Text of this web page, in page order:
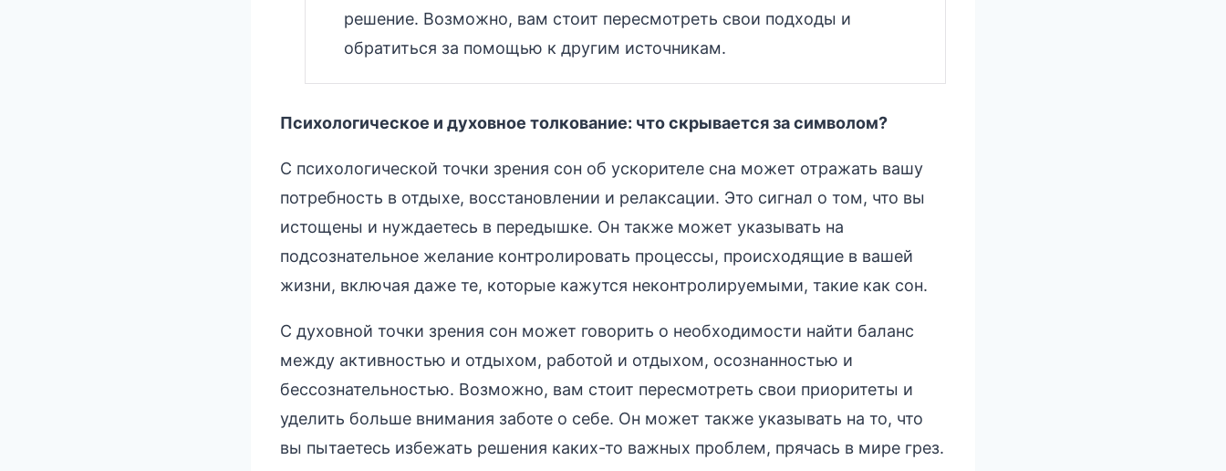
решение. Возможно, вам стоит пересмотреть свои подходы и
обратиться за помощью к другим источникам.
Психологическое и духовное толкование: что скрывается за символом?
С психологической точки зрения сон об ускорителе сна может отражать вашу
потребность в отдыхе, восстановлении и релаксации. Это сигнал о том, что вы
истощены и нуждаетесь в передышке. Он также может указывать на
подсознательное желание контролировать процессы, происходящие в вашей
жизни, включая даже те, которые кажутся неконтролируемыми, такие как сон.
С духовной точки зрения сон может говорить о необходимости найти баланс
между активностью и отдыхом, работой и отдыхом, осознанностью и
бессознательностью. Возможно, вам стоит пересмотреть свои приоритеты и
уделить больше внимания заботе о себе. Он может также указывать на то, что
вы пытаетесь избежать решения каких-то важных проблем, прячась в мире грез.